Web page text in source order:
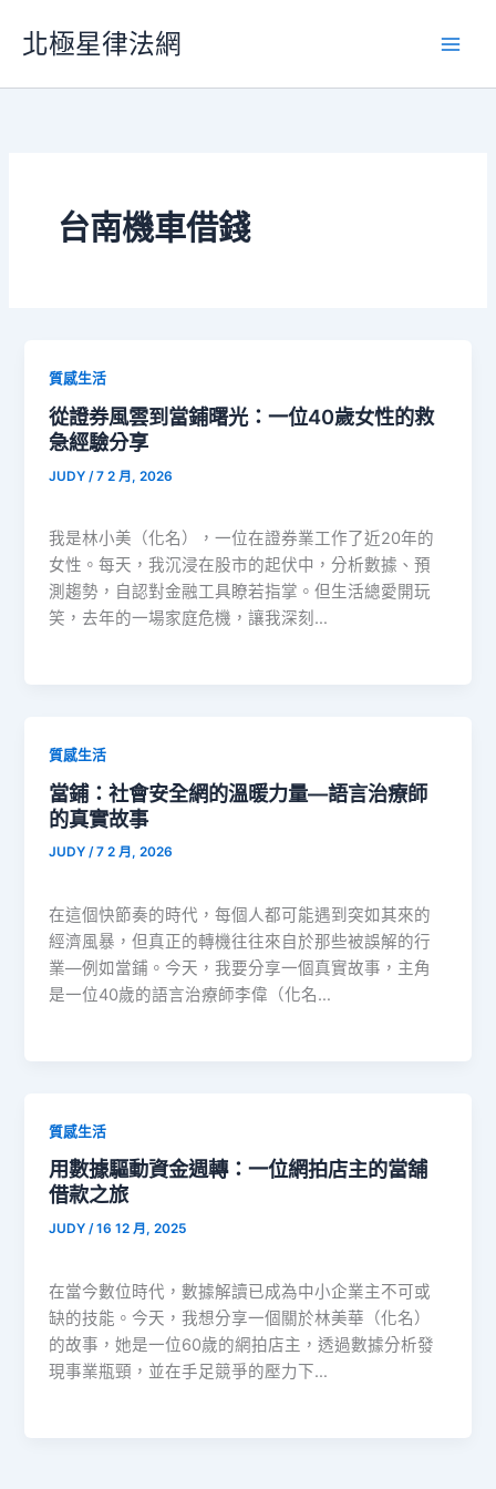
要
北極星律法網
台南機車借錢
質感生活
從證券風雲到當鋪曙光：一位40歲女性的救
急經驗分享
JUDY /7 2 月, 2026
我是林小美（化名），一位在證券業工作了近20年的
女性。每天，我沉浸在股市的起伏中，分析數據、預
測趨勢，自認對金融工具瞭若指掌。但生活總愛開玩
笑，去年的一場家庭危機，讓我深刻…
質感生活
當鋪：社會安全網的溫暖力量—語言治療師
的真實故事
JUDY/7 2 月, 2026
在這個快節奏的時代，每個人都可能遇到突如其來的
經濟風暴，但真正的轉機往往來自於那些被誤解的行
業—例如當鋪。今天，我要分享一個真實故事，主角
是一位40歲的語言治療師李偉（化名…
質感生活
用數據驅動資金週轉：一位網拍店主的當舖
借款之旅
JUDY/16 12 月, 2025
在當今數位時代，數據解讀已成為中小企業主不可或
缺的技能。今天，我想分享一個關於林美華（化名）
的故事，她是一位60歲的網拍店主，透過數據分析發
現事業瓶頸，並在手足競爭的壓力下…